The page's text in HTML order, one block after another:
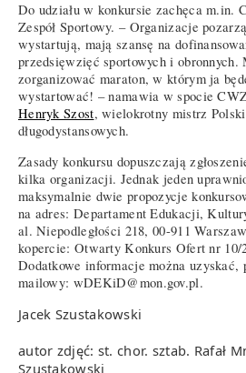
Do udziału w konkursie zachęca m.in.
Zespół Sportowy. – Organizacje
wystartują, mają szansę na
przedsięwzięć sportowych i obronnych.
zorganizować maraton, w którym ja
wystartować! – namawia w spocie
Henryk Szost, wielokrotny mistrz
długodystansowych.
Zasady konkursu dopuszczają
kilka organizacji. Jednak jeden
maksymalnie dwie propozycje
na adres: Departament Edukacji,
al. Niepodległości 218, 00-911
kopercie: Otwarty Konkurs Ofert nr
Dodatkowe informacje można uzyskać,
mailowy: wDEKiD@mon.gov.pl.
Jacek Szustakowski
autor zdjęć: st. chor. sztab. Rafał
Szustakowski